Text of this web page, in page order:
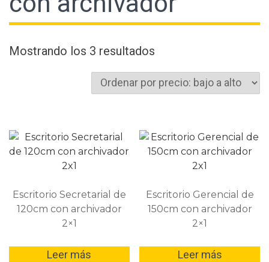
Mostrando los 3 resultados
por
precio:
alto
Escritorio Secretarial de
120cm con archivador
2×1
Leer más
Escritorio Gerencial de
150cm con archivador
2×1
Leer más